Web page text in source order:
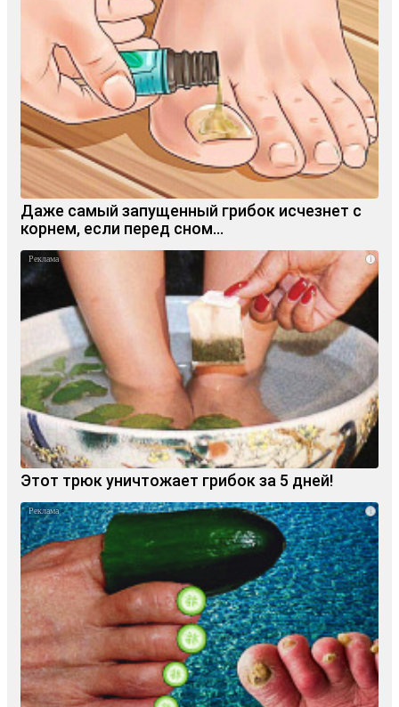
Даже самый запущенный грибок исчезнет с
корнем, если перед сном…
i
Этот трюк уничтожает грибок за 5 дней!
i